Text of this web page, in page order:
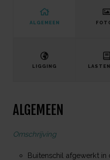
ALGEMEEN
LIGGING
ALGEMEEN
Omschrijving
Buitenschil afgewerkt in